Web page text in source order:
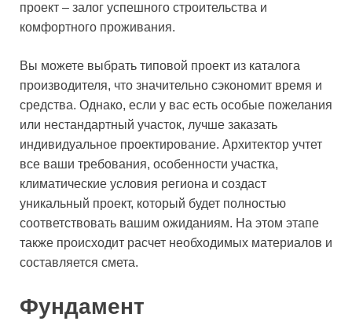
проект – залог успешного строительства и
комфортного проживания.
Вы можете выбрать типовой проект из каталога
производителя, что значительно сэкономит время и
средства. Однако, если у вас есть особые пожелания
или нестандартный участок, лучше заказать
индивидуальное проектирование. Архитектор учтет
все ваши требования, особенности участка,
климатические условия региона и создаст
уникальный проект, который будет полностью
соответствовать вашим ожиданиям. На этом этапе
также происходит расчет необходимых материалов и
составляется смета.
Фундамент